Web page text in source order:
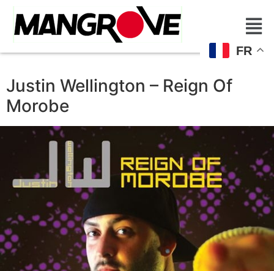
Justin Wellington – Reign Of
Morobe
FR